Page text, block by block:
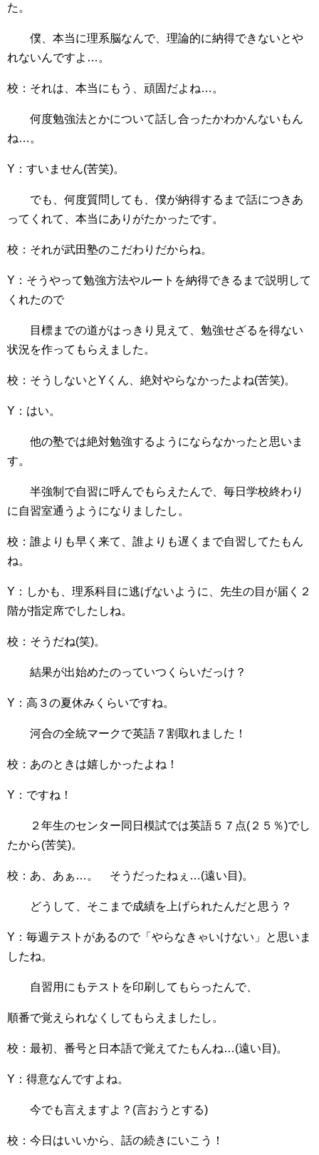
た。
僕、本当に理系脳なんで、理論的に納得できないとや
れないんですよ…。
校：それは、本当にもう、頑固だよね…。
何度勉強法とかについて話し合ったかわかんないもん
ね…。
Y：すいません(苦笑)。
でも、何度質問しても、僕が納得するまで話につきあ
ってくれて、本当にありがたかったです。
校：それが武田塾のこだわりだからね。
Y：そうやって勉強方法やルートを納得できるまで説明して
くれたので
目標までの道がはっきり見えて、勉強せざるを得ない
状況を作ってもらえました。
校：そうしないとYくん、絶対やらなかったよね(苦笑)。
Y：はい。
他の塾では絶対勉強するようにならなかったと思いま
す。
半強制で自習に呼んでもらえたんで、毎日学校終わり
に自習室通うようになりましたし。
校：誰よりも早く来て、誰よりも遅くまで自習してたもん
ね。
Y：しかも、理系科目に逃げないように、先生の目が届く２
階が指定席でしたしね。
校：そうだね(笑)。
結果が出始めたのっていつくらいだっけ？
Y：高３の夏休みくらいですね。
河合の全統マークで英語７割取れました！
校：あのときは嬉しかったよね！
Y：ですね！
２年生のセンター同日模試では英語５７点(２５％)でし
たから(苦笑)。
校：あ、あぁ…。 そうだったねぇ…(遠い目)。
どうして、そこまで成績を上げられたんだと思う？
Y：毎週テストがあるので「やらなきゃいけない」と思いま
したね。
自習用にもテストを印刷してもらったんで、
順番で覚えられなくしてもらえましたし。
校：最初、番号と日本語で覚えてたもんね…(遠い目)。
Y：得意なんですよね。
今でも言えますよ？(言おうとする)
校：今日はいいから、話の続きにいこう！